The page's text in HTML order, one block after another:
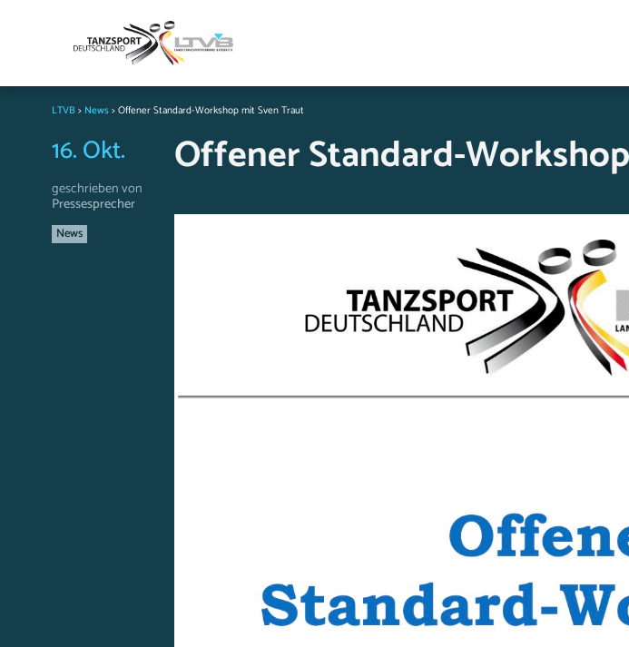
LTVB> News>Offener Standard-Workshop mit Sven Traut
16. Okt.
geschrieben von
Pressesprecher
News
Offener Standard-